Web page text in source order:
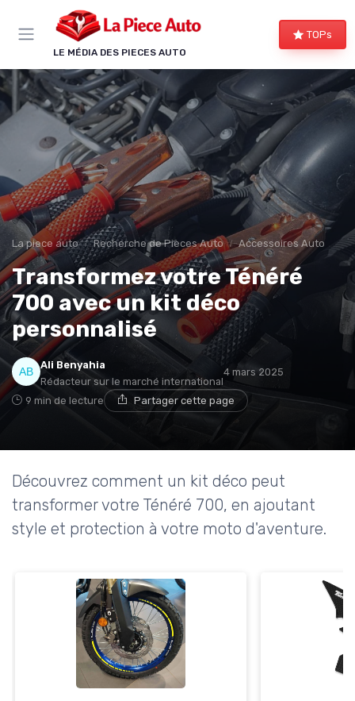
LE MÉDIA DES PIECES AUTO
TOPs
La piece auto Recherche de Pièces Auto Accessoires Auto
Transformez votre Ténéré
700 avec un kit déco
personnalisé
Ali Benyahia
Rédacteur sur le marché international
4 mars 2025
9 min de lecture Partager cette page
Découvrez comment un kit déco peut
transformer votre Ténéré 700, en ajoutant
style et protection à votre moto d'aventure.
Panneau de gestion des cookies